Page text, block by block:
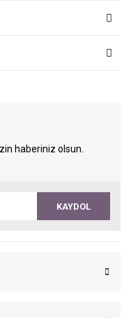
haberiniz olsun.
KAYDOL